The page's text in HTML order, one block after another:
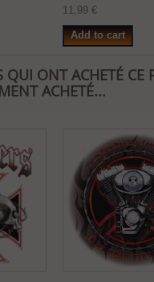
11,99 €
Add to cart
QUI ONT ACHETÉ CE
ACHETÉ...